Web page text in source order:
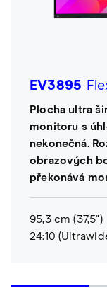
EV3895
Plocha ultra
monitoru s
nekonečná.
obrazových
překonává
95,3 cm (37,5")
24:10